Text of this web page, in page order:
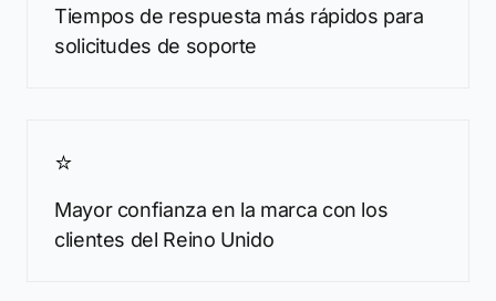
Tiempos de respuesta más rápidos para
solicitudes de soporte
⭐
Mayor confianza en la marca con los
clientes del Reino Unido